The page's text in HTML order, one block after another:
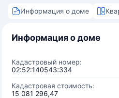
Информация о доме
Информация о доме
Кадастровый номер:
02:52:140543:334
Кадастровая стоимость:
15 081 296,47